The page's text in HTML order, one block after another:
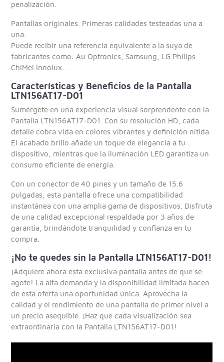
penalización.
Pantallas originales. Primeras calidades testeadas una a
una.
Puede recibir una referencia equivalente a la suya de
fabricantes como: Au Optronics, Samsung, LG Philips
ChiMei Innolux...
Características y Beneficios de la Pantalla
LTN156AT17-D01
Sumérgete en una experiencia visual sorprendente con la
Pantalla LTN156AT17-D01. Con su resolución HD, cada
detalle cobra vida en colores vibrantes y definición nítida.
El acabado brillo añade un toque de elegancia a tu
dispositivo, mientras que la iluminación LED garantiza un
consumo eficiente de energía.
Con un conector de 40 pines y un tamaño de 15.6
pulgadas, esta pantalla ofrece una compatibilidad
instantánea con una amplia gama de dispositivos. Disfruta
de una calidad excepcional respaldada por 3 años de
garantía, brindándote tranquilidad y confianza en tu
compra.
¡No te quedes sin la Pantalla LTN156AT17-D01!
¡Adquiere ahora esta exclusiva pantalla antes de que se
agote! La alta demanda y la disponibilidad limitada hacen
de esta oferta una oportunidad única. Aprovecha la
calidad y el rendimiento de una pantalla de primer nivel a
un precio asequible. ¡Haz que cada visualización sea
extraordinaria con la Pantalla LTN156AT17-D01!